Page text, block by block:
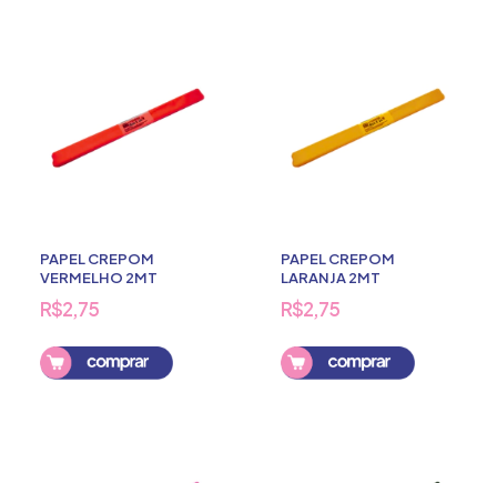
PAPEL CREPOM
VERMELHO 2MT
R$2,75
PAPEL CREPOM
LARANJA 2MT
R$2,75